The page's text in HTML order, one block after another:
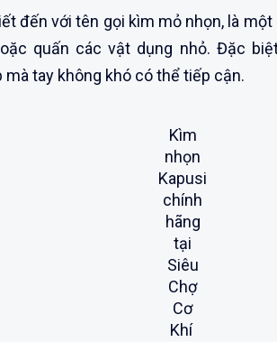
đến với tên gọi kìm mỏ nhọn, là
quấn các vật dụng nhỏ. Đặc
mà tay không khó có thể tiếp cận.
Kìm
nhọn
Kapusi
chính
hãng
tại
Siêu
Chợ
Cơ
Khí